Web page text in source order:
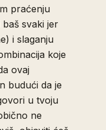
praćenju
svaki jer
i slaganju
koje
ovaj
budući da je
u tvoju
ne